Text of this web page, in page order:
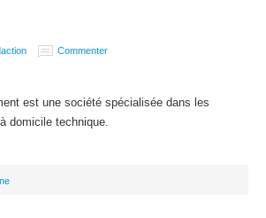
Commenter
est une société spécialisée dans les
domicile technique.